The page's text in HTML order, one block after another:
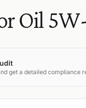
Oil
get a detailed compliance